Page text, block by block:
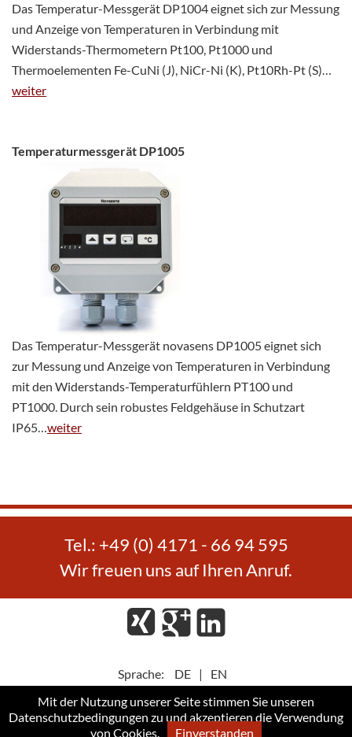
Das Temperatur-Messgerät DP1004 eignet sich zur Messung
und Anzeige von Temperaturen in Verbindung mit
Widerstands-Thermometern Pt100, Pt1000 und
Thermoelementen Fe-CuNi (J), NiCr-Ni (K), Pt10Rh-Pt (S)…
weiter
Temperaturmessgerät DP1005
Das Temperatur-Messgerät novasens DP1005 eignet sich
zur Messung und Anzeige von Temperaturen in Verbindung
mit den Widerstands-Temperaturfühlern PT100 und
PT1000. Durch sein robustes Feldgehäuse in Schutzart
IP65… weiter
Tel.: +49 (0) 4171 - 66 94 595
Wir freuen uns auf Ihren Anruf.
Xing
Google
Plus
LinkedIn
Sprache: DE | EN
Datenschutzerklärung AGB Impressum
Mit der Nutzung unserer Seite stimmen Sie unseren
Datenschutzbedingungen zu und akzeptieren die Verwendung
von Cookies.
Einverstanden